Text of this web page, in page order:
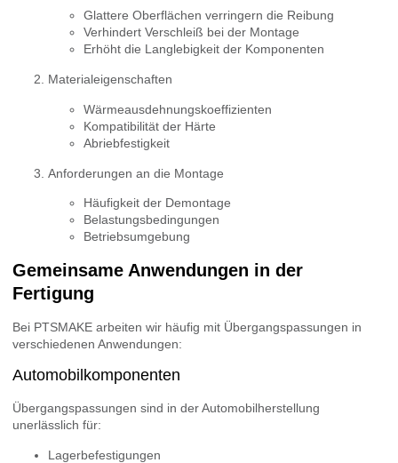
Glattere Oberflächen verringern die Reibung
Verhindert Verschleiß bei der Montage
Erhöht die Langlebigkeit der Komponenten
Materialeigenschaften
Wärmeausdehnungskoeffizienten
Kompatibilität der Härte
Abriebfestigkeit
Anforderungen an die Montage
Häufigkeit der Demontage
Belastungsbedingungen
Betriebsumgebung
Gemeinsame Anwendungen in der
Fertigung
Bei PTSMAKE arbeiten wir häufig mit Übergangspassungen in
verschiedenen Anwendungen:
Automobilkomponenten
Übergangspassungen sind in der Automobilherstellung
unerlässlich für:
Lagerbefestigungen